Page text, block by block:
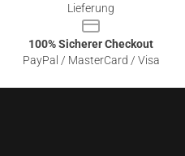
Lieferung
100% Sicherer Checkout
PayPal / MasterCard / Visa